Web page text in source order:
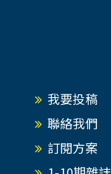
我要投稿
聯絡我們
訂閱方案